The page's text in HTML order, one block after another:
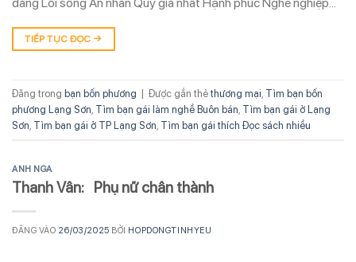
TIẾP TỤC ĐỌC →
Đăng trong bạn bốn phương | Được gắn thẻ thương mại Tìm bạn bốn
phương Lạng Sơn Tìm bạn gái làm nghề Buôn bán Tìm bạn gái ở Lạng
Sơn Tìm bạn gái ở TP Lạng Sơn Tìm bạn gái thích Đọc sách nhiều
ANH NGA
Thanh Vân: Phụ nữ chân thành
ĐĂNG VÀO 26/03/2025 BỞI HOPDONGTINHYEU